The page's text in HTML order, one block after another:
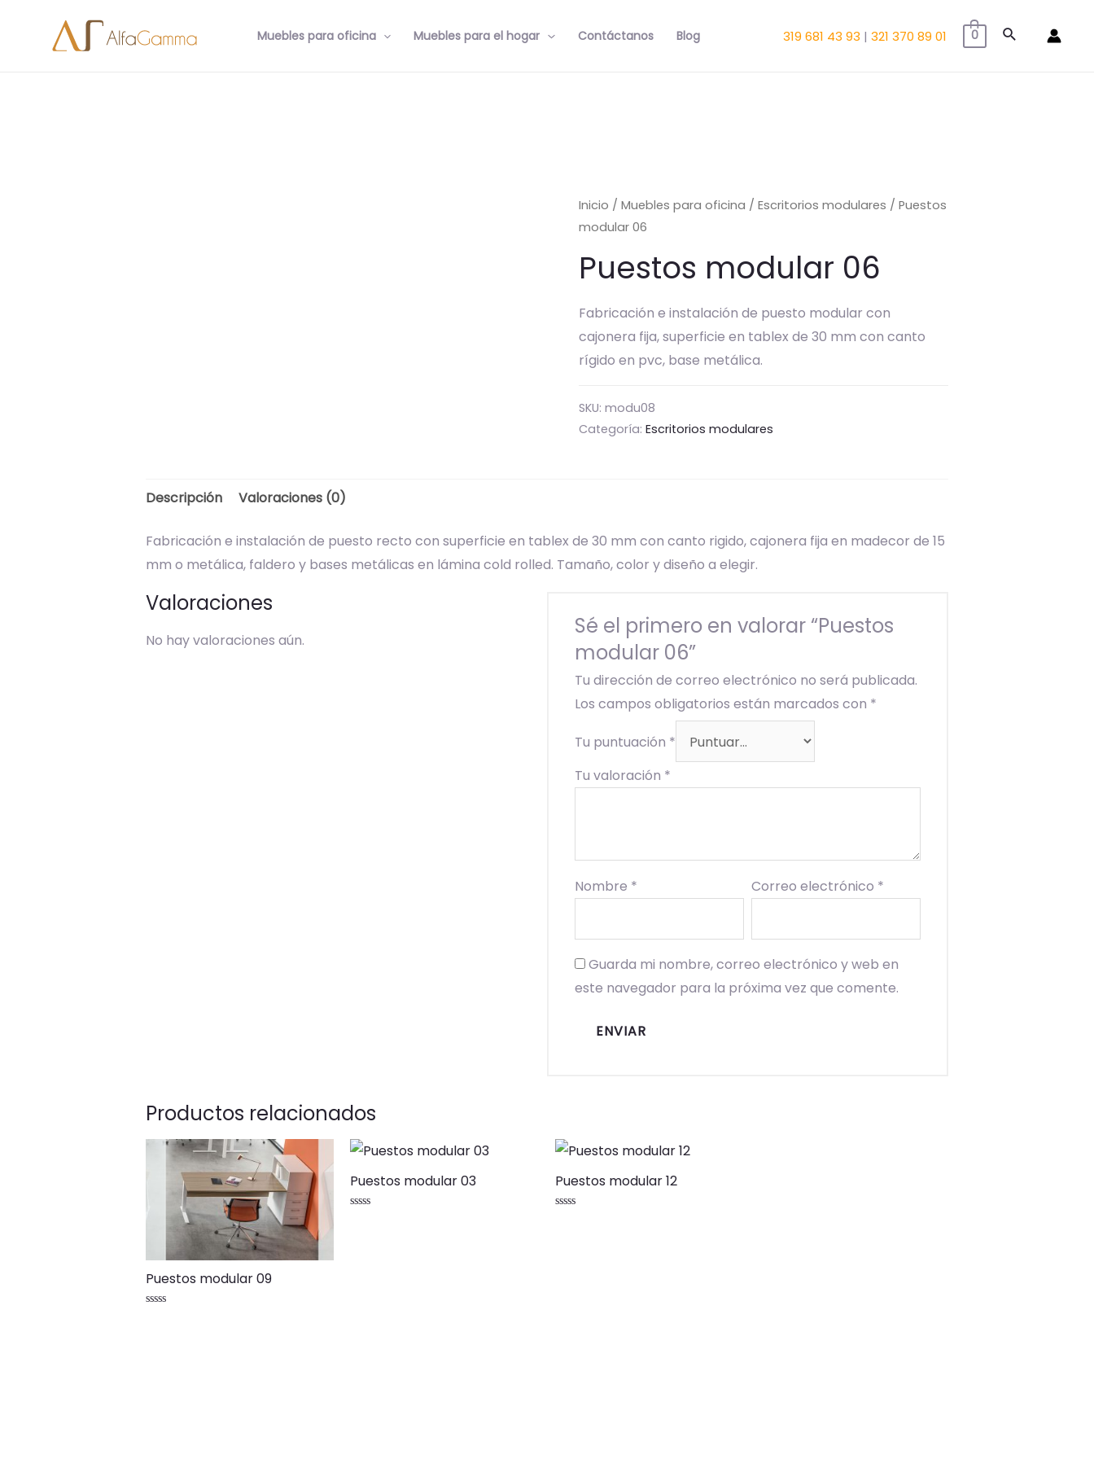
Muebles para oficina Muebles para el hogar Contáctanos Blog 319 681 43 93 | 321 370 89 01 0 Buscar
Inicio /Muebles para oficina /Escritorios modulares / Puestos
modular 06
Puestos modular 06
Fabricación e instalación de puesto modular con
cajonera fija, superficie en tablex de 30 mm con canto
rígido en pvc, base metálica.
SKU:modu08
Categoría:Escritorios modulares
Descripción Valoraciones (0)
Fabricación e instalación de puesto recto con superficie en tablex de 30 mm con canto rigido, cajonera fija en madecor de 15
mm o metálica, faldero y bases metálicas en lámina cold rolled. Tamaño, color y diseño a elegir.
Valoraciones
No hay valoraciones aún.
Sé el primero en valorar “Puestos
modular 06”
Tu dirección de correo electrónico no será publicada.
Los campos obligatorios están marcados con *
Tu puntuación *
Tu valoración *
Nombre * Correo electrónico *
Guarda mi nombre, correo electrónico y web en
este navegador para la próxima vez que comente.
Productos relacionados
Puestos modular 09
Puestos modular 03 Puestos modular 12